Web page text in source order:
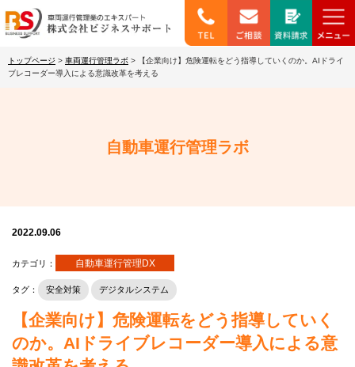
トップページ > 車両運行管理ラボ >
【企業向け】危険運転をどう指導していくのか。AIドライ
ブレコーダー導入による意識改革を考える
自動車運行管理ラボ
2022.09.06
カテゴリ： 自動車運行管理DX
タグ： 安全対策 デジタルシステム
【企業向け】危険運転をどう指導していく
のか。AIドライブレコーダー導入による意